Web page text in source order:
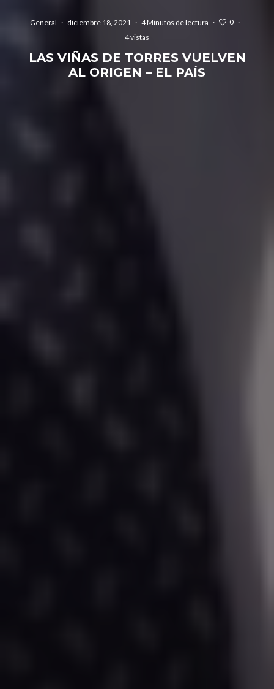
General · diciembre 18, 2021 · 4 Minutos de lectura · 0 ·
4 vistas
LAS VIÑAS DE TORRES VUELVEN
AL ORIGEN – EL PAÍS